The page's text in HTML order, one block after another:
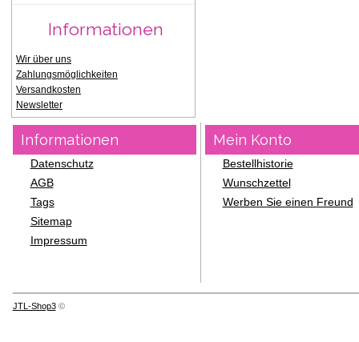
Informationen
Wir über uns
Zahlungsmöglichkeiten
Versandkosten
Newsletter
Informationen
Datenschutz
AGB
Tags
Sitemap
Impressum
Mein Konto
Bestellhistorie
Wunschzettel
Werben Sie einen Freund
JTL-Shop3©